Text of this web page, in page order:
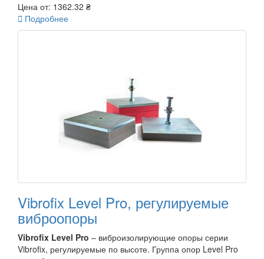
Цена от: 1362.32 ₴
 Подробнее
Vibrofix Level Pro, регулируемые
виброопоры
Vibrofix Level Pro – виброизолирующие опоры серии
Vibrofix, регулируемые по высоте. Группа опор Level Pro